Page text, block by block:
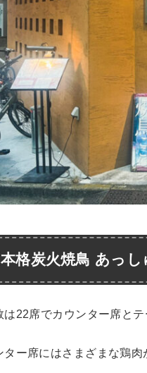
本格炭火焼鳥 あっし
は22席でカウンター席とテ
ター席にはさまざまな鶏肉